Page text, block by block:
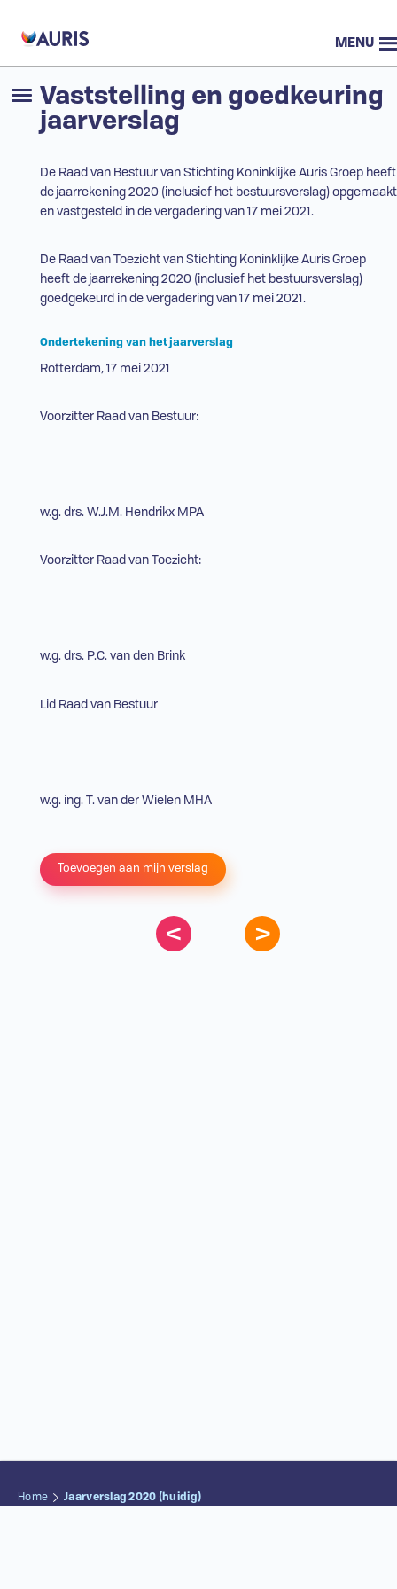
MENU
Vaststelling en goedkeuring
jaarverslag
De Raad van Bestuur van Stichting Koninklijke Auris Groep heeft
de jaarrekening 2020 (inclusief het bestuursverslag) opgemaakt
en vastgesteld in de vergadering van 17 mei 2021.
De Raad van Toezicht van Stichting Koninklijke Auris Groep
heeft de jaarrekening 2020 (inclusief het bestuursverslag)
goedgekeurd in de vergadering van 17 mei 2021.
Ondertekening van het jaarverslag
Rotterdam, 17 mei 2021
Voorzitter Raad van Bestuur:
w.g. drs. W.J.M. Hendrikx MPA
Voorzitter Raad van Toezicht:
w.g. drs. P.C. van den Brink
Lid Raad van Bestuur
w.g. ing. T. van der Wielen MHA
Toevoegen aan mijn verslag
Home Jaarverslag 2020 (huidig)